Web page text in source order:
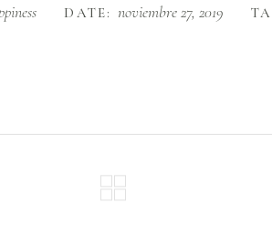
DATE: noviembre 27, 2019